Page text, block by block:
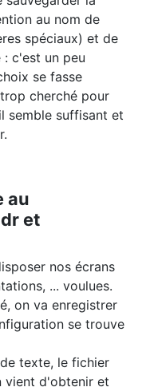
au nom de
spéciaux) et de
: c'est un peu
se fasse
cherché pour
semble suffisant et
au
et
nos écrans
... voulues.
on va enregistrer
se trouve
texte, le fichier
vient d'obtenir et